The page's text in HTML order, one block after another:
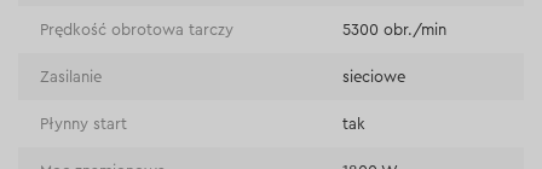
Prędkość obrotowa tarczy 5300 obr./min
Zasilanie sieciowe
Płynny start tak